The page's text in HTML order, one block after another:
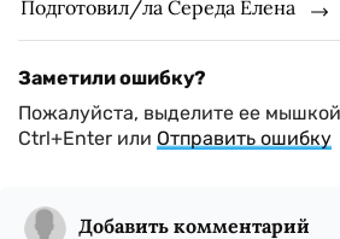
Подготовил/ла Середа Елена
Заметили ошибку?
Пожалуйста, выделите ее
Ctrl+Enter или Отправить ошибку
Добавить комментарий